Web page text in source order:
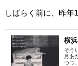
しばらく前に、昨年
横
そう
月あ
つつ